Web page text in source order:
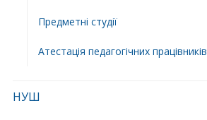
Предметні студії
Атестація педагогічних працівників
НУШ